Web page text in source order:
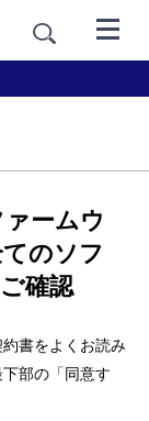
ームウ
のソフ
確認
書をよくお読み
部の「同意す